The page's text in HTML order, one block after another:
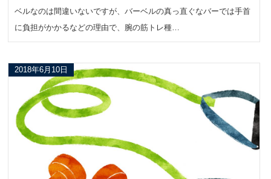
ベルなのは間違いないですが、バーベルの真っ直ぐなバーでは手首
に負担がかかるなどの理由で、腕の筋トレ種…
2018年6月10日